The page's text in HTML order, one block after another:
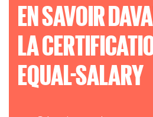
EN SAVOIR
LA
EQUAL-SALARY